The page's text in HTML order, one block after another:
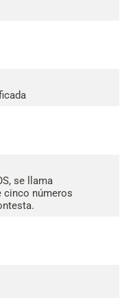
se llama
cinco números